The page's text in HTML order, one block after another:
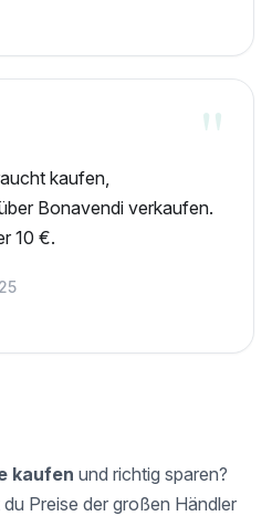
kaufen,
Bonavendi verkaufen.
10 €.
kaufen und richtig sparen?
Preise der großen Händler